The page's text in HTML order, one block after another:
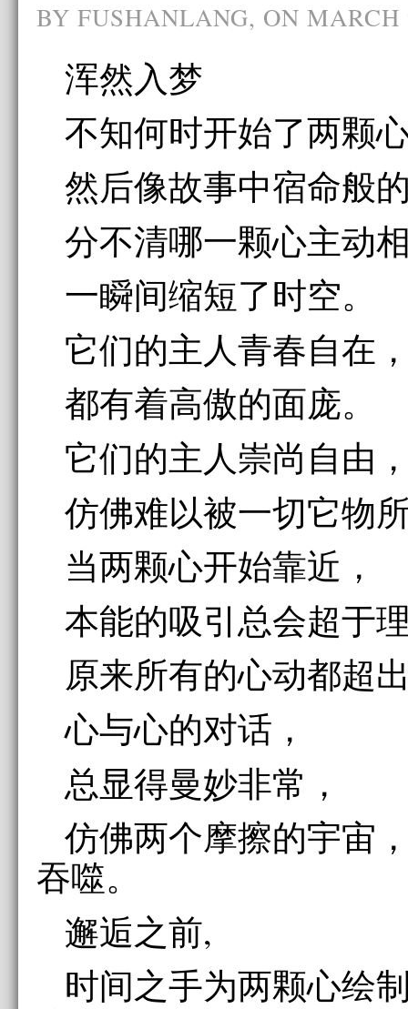
BY FUSHANLANG, ON MARCH
浑然入梦
不知何时开始了两颗
然后像故事中宿命般
分不清哪一颗心主动
一瞬间缩短了时空。
它们的主人青春自在
都有着高傲的面庞。
它们的主人崇尚自由
仿佛难以被一切它物
当两颗心开始靠近，
本能的吸引总会超于
原来所有的心动都超
心与心的对话，
总显得曼妙非常，
仿佛两个摩擦的宇宙
吞噬。
邂逅之前,
时间之手为两颗心绘